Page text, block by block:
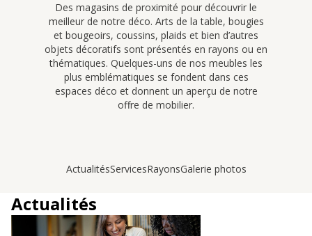
Des magasins de proximité pour découvrir le
meilleur de notre déco. Arts de la table, bougies
et bougeoirs, coussins, plaids et bien d’autres
objets décoratifs sont présentés en rayons ou en
thématiques. Quelques-uns de nos meubles les
plus emblématiques se fondent dans ces
espaces déco et donnent un aperçu de notre
offre de mobilier.
ActualitésServicesRayonsGalerie photos
Actualités